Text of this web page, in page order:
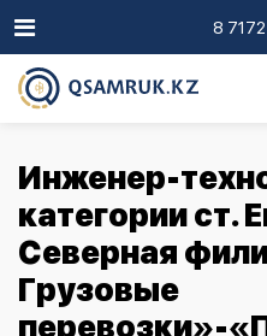
8
Инженер-
категории ст.
Северная
Грузовые
перевозки»-